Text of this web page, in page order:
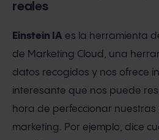
reales
Einstein IA es la herramienta
de Marketing Cloud, una
datos recogidos y nos ofrece
interesante que nos puede
hora de perfeccionar
marketing. Por ejemplo, dice